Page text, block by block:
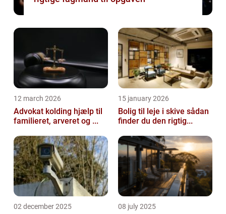
12 march 2026
Advokat kolding hjælp til
familieret, arveret og ...
15 january 2026
Bolig til leje i skive sådan
finder du den rigtig...
02 december 2025 08 july 2025